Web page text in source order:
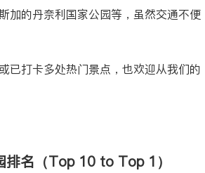
的丹奈利国家公园等，虽然交通不便
已打卡多处热门景点，也欢迎从我们的
名（Top 10 to Top 1）